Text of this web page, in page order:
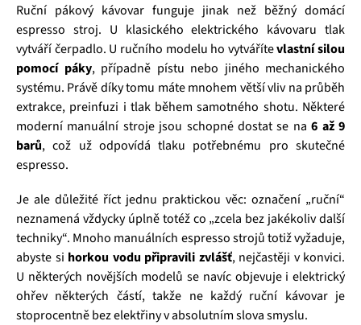
Ruční pákový kávovar funguje jinak než běžný domácí
espresso stroj. U klasického elektrického kávovaru tlak
vytváří čerpadlo. U ručního modelu ho vytvářítevlastní silou
pomocí páky, případně pístu nebo jiného mechanického
systému. Právě díky tomu máte mnohem větší vliv na průběh
extrakce, preinfuzi i tlak během samotného shotu. Některé
moderní manuální stroje jsou schopné dostat se na6 až 9
barů, což už odpovídá tlaku potřebnému pro skutečné
espresso.
Je ale důležité říct jednu praktickou věc: označení „ruční“
neznamená vždycky úplně totéž co „zcela bez jakékoliv další
techniky“. Mnoho manuálních espresso strojů totiž vyžaduje,
abyste si horkou vodu připravili zvlášť, nejčastěji v konvici.
U některých novějších modelů se navíc objevuje i elektrický
ohřev některých částí, takže ne každý ruční kávovar je
stoprocentně bez elektřiny v absolutním slova smyslu.